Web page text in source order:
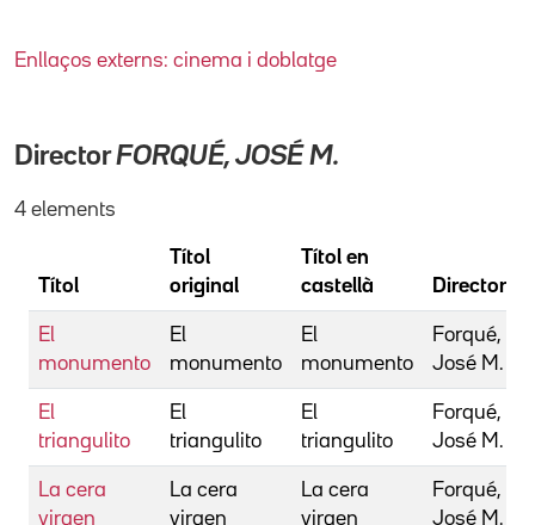
Enllaços externs: cinema i doblatge
DirectorFORQUÉ, JOSÉ M.
4 elements
Títol
Títol
original
Títol en
castellà
Director
El
monumento
El
monumento
El
monumento
Forqué,
José M.
El
triangulito
El
triangulito
El
triangulito
Forqué,
José M.
La cera
virgen
La cera
virgen
La cera
virgen
Forqué,
José M.